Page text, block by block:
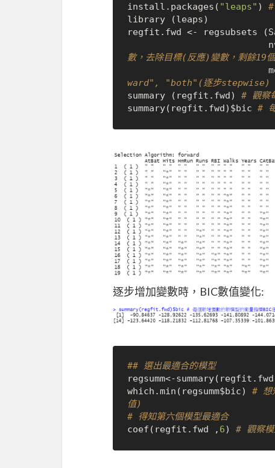
install.packages ( "leaps" )
library
(leaps)
regfit.fwd <- regsubsets (
數，去除目標(反應)變數，剩餘19
ward", "both"(逐步stepwise)
summary
( regfit.fwd)
# 觀察
summary( regfit.fwd) $bic #
逐步增加變數時，BIC數值變化:
## 選出最適合的模型
regsumm<-summary( regfit.fwd
which.min ( regsumm$bic)
# 想
值)
# 得知第六個模型最適合
coef ( regfit.fwd , 6) # 觀察模